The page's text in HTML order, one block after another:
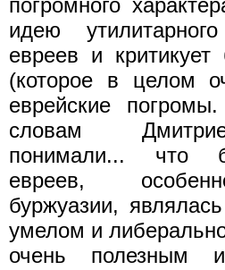
идею
евреев и
(которое в целом
еврейские
словам
понимали... что
евреев,
буржуазии,
умелом и
очень полезным